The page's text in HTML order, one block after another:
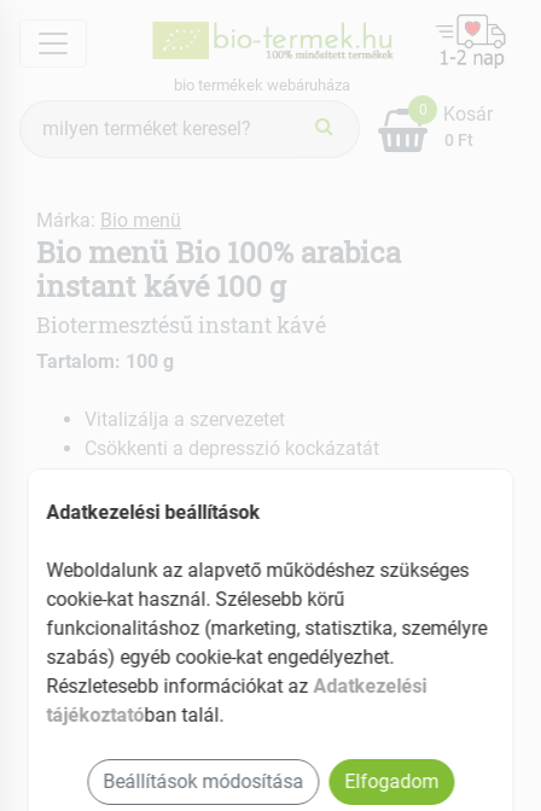
menu
bio termékek webáruháza
keresés
0
0 Ft
Kosár
Márka: Bio menü
Bio menü Bio 100% arabica
instant kávé 100 g
Biotermesztésű instant kávé
Tartalom: 100 g
Vitalizálja a szervezetet
Csökkenti a depresszió kockázatát
Adatkezelési beállítások
Weboldalunk az alapvető működéshez szükséges
cookie-kat használ. Szélesebb körű
funkcionalitáshoz (marketing, statisztika, személyre
szabás) egyéb cookie-kat engedélyezhet.
Részletesebb információkat azAdatkezelési
tájékoztatóban talál.
Beállítások módosítása Elfogadom